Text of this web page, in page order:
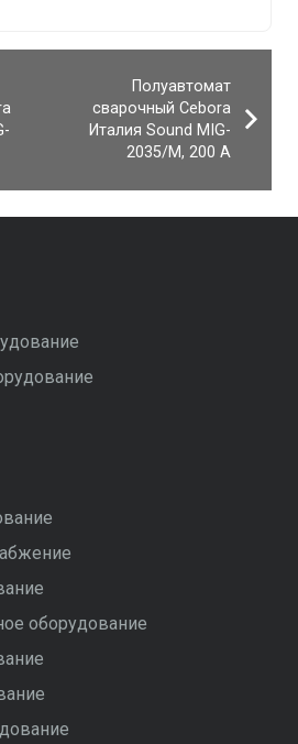
Полуавтомат
сварочный Сebora
Италия Sound MIG-
2035/M, 200 А
оборудование